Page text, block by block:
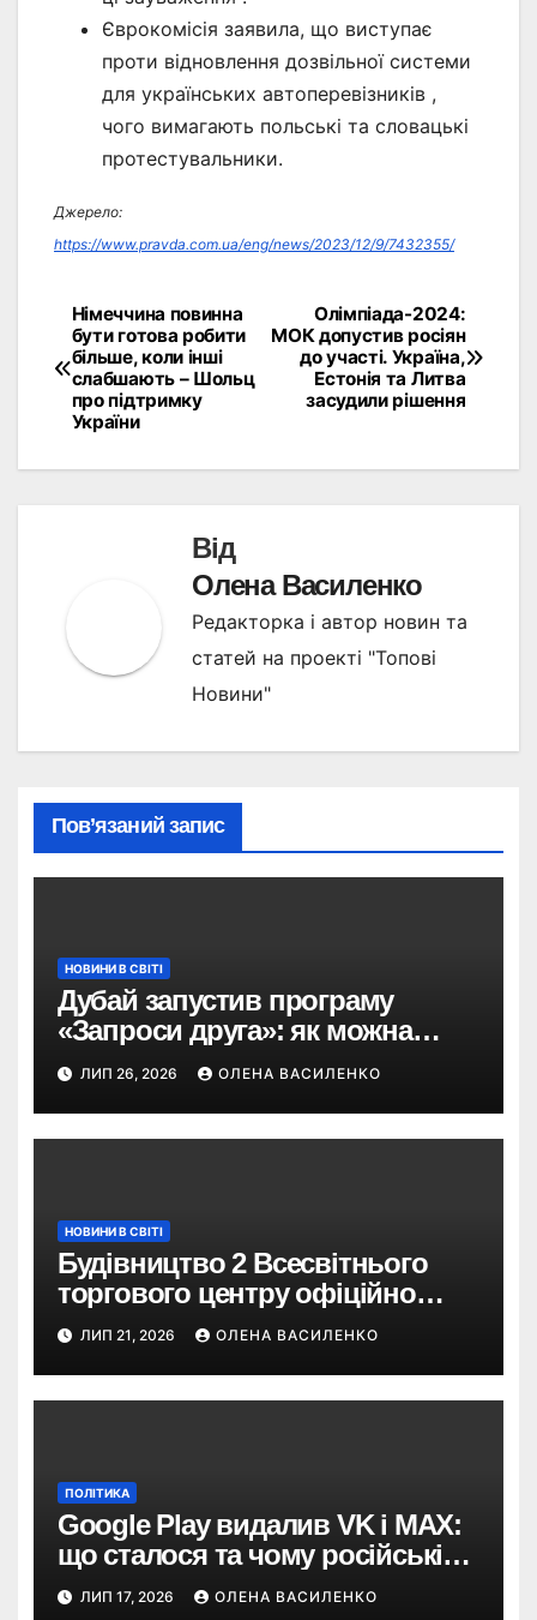
Єврокомісія заявила, що виступає
проти відновлення дозвільної системи
для українських автоперевізників ,
чого вимагають польські та словацькі
протестувальники.
Джерело:
https://www.pravda.com.ua/eng/news/2023/12/9/7432355/
Навігація
записів
Олімпіада-2024:
МОК допустив росіян
до участі. Україна,
Естонія та Литва
засудили рішення
Німеччина повинна
бути готова робити
більше, коли інші
слабшають – Шольц
про підтримку
України
Від
Олена Василенко
Редакторка і автор новин та
статей на проекті "Топові
Новини"
Пов’язаний запис
НОВИНИ В СВІТІ
Дубай запустив програму
«Запроси друга»: як можна
отримати винагороду за
туристів
ЛИП 26, 2026 ОЛЕНА ВАСИЛЕНКО
НОВИНИ В СВІТІ
Будівництво 2 Всесвітнього
торгового центру офіційно
розпочалося: 373 метри
ЛИП 21, 2026 ОЛЕНА ВАСИЛЕНКО
ПОЛІТИКА
Google Play видалив VK і MAX:
що сталося та чому російські
застосунки зникають із
ЛИП 17, 2026 ОЛЕНА ВАСИЛЕНКО